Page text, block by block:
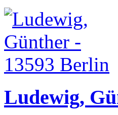
Ludewig,